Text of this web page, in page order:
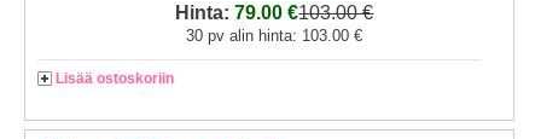
Hinta:79.00 €103.00 €
30 pv alin hinta: 103.00 €
Lisää ostoskoriin